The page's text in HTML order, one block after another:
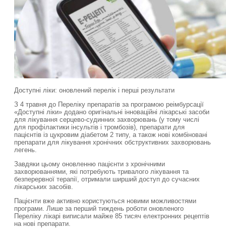
Доступні ліки: оновлений перелік і перші результати
З 4 травня до Переліку препаратів за програмою реімбурсації
«Доступні ліки» додано оригінальні інноваційні лікарські засоби
для лікування серцево-судинних захворювань (у тому числі
для профілактики інсультів і тромбозів), препарати для
пацієнтів із цукровим діабетом 2 типу, а також нові комбіновані
препарати для лікування хронічних обструктивних захворювань
легень.
Завдяки цьому оновленню пацієнти з хронічними
захворюваннями, які потребують тривалого лікування та
безперервної терапії, отримали ширший доступ до сучасних
лікарських засобів.
Пацієнти вже активно користуються новими можливостями
програми. Лише за перший тиждень роботи оновленого
Переліку лікарі виписали майже 85 тисяч електронних рецептів
на нові препарати.